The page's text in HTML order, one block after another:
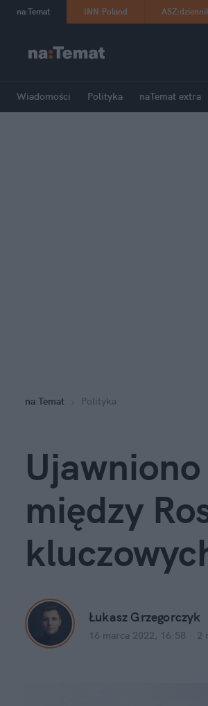
na:Temat INN:Poland ASZ:
Wiadomości Polityka naTemat extra
na:Temat Polityka
między
Łukasz Grzegorczyk
16 marca 2022, 16:58 2